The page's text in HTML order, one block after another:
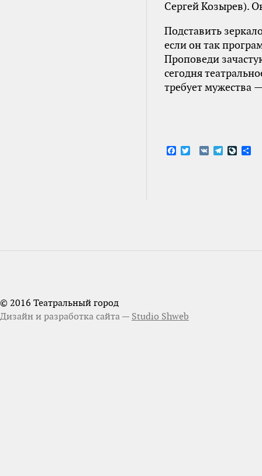
Сергей Козырев).
Подставить
если он так
Проповеди
сегодня
требует мужества
Facebook
Twitter
VK Telegram
© 2016 Театральный город
Дизайн и разработка сайта — Studio Shweb